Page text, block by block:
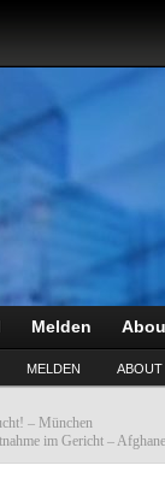
Melden
MELDEN ABOUT
– München
im Gericht –